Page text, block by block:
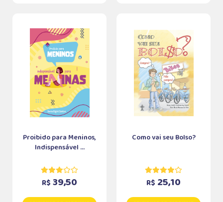
Proibido para Meninos,
Indispensável ...
R$ 39,50
Como vai seu Bolso?
R$ 25,10